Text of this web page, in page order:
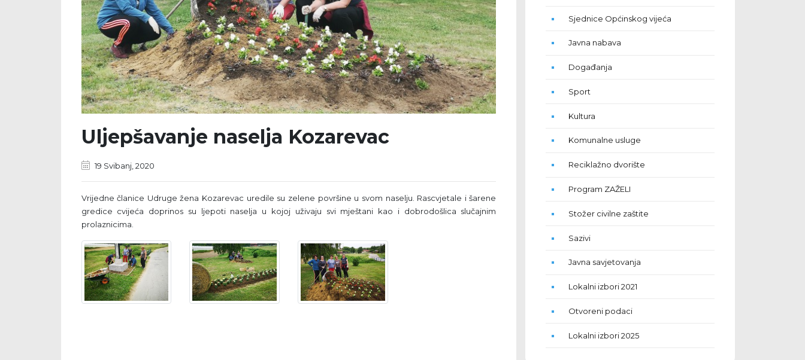
Uljepšavanje naselja Kozarevac
19 Svibanj, 2020
Vrijedne članice Udruge žena Kozarevac uredile su zelene površine u svom naselju. Rascvjetale i šarene
gredice cvijeća doprinos su ljepoti naselja u kojoj uživaju svi mještani kao i dobrodošlica slučajnim
prolaznicima.
Sjednice Općinskog vijeća
Javna nabava
Događanja
Sport
Kultura
Komunalne usluge
Reciklažno dvorište
Program ZAŽELI
Stožer civilne zaštite
Sazivi
Javna savjetovanja
Lokalni izbori 2021
Otvoreni podaci
Lokalni izbori 2025